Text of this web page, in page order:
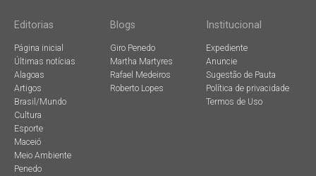
Editorias
Página inicial
Últimas notícias
Alagoas
Artigos
Brasil/Mundo
Cultura
Esporte
Maceió
Meio Ambiente
Penedo
Blogs
Giro Penedo
Martha Martyres
Rafael Medeiros
Roberto Lopes
Institucional
Expediente
Anuncie
Sugestão de Pauta
Política de privacidade
Termos de Uso